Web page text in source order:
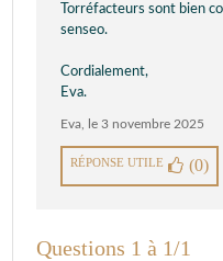
Torréfacteurs sont bien
senseo.
Cordialement,
Eva.
Eva le 3 novembre 2025
RÉPONSE UTILE (0)
Questions 1 à 1/1